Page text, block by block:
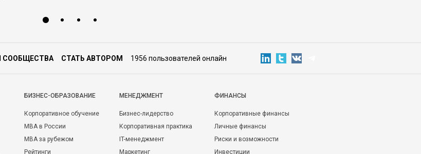
СООБЩЕСТВА СТАТЬ АВТОРОМ 1956 пользователей онлайн
БИЗНЕС-ОБРАЗОВАНИЕ
Корпоративное обучение
MBA в России
MBA за рубежом
Рейтинги
МЕНЕДЖМЕНТ
Бизнес-лидерство
Корпоративная практика
IT-менеджмент
Маркетинг
ФИНАНСЫ
Корпоративные финансы
Личные финансы
Риски и возможности
Инвестиции